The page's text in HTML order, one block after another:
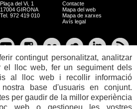
Plaça del Vi, 1
17004 GIRONA
Tel. 972 419 010
Contacte
Mapa del web
Mapa de xarxes
Avís legal
contingut personalitzat, analitzar
el lloc web, fer un seguiment dels
al lloc web i recollir informació
base d'usuaris en conjunt.
per gaudir de la millor experiència
web o gestioneu les vostres